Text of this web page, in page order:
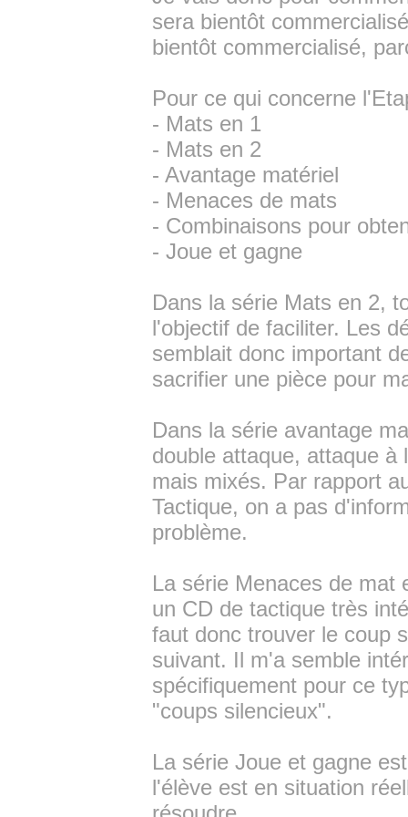
sera bientôt
bientôt commercialisé,
Pour ce qui concerne
- Mats en 1
- Mats en 2
- Avantage matériel
- Menaces de mats
- Combinaisons pour
- Joue et gagne
Dans la série Mats en 2,
l'objectif de faciliter. Les
semblait donc important
sacrifier une pièce pour
Dans la série avantage
double attaque, attaque à
mais mixés. Par rapport
Tactique, on a pas
problème.
La série Menaces de mat
un CD de tactique très
faut donc trouver le coup
suivant. Il m'a semble
spécifiquement pour ce
"coups silencieux".
La série Joue et gagne
l'élève est en situation